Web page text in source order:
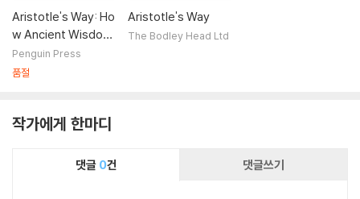
Aristotle's Way: Ho
w Ancient Wisdom
Can Change Your Li
fe
Penguin Press
품절
Aristotle's Way
The Bodley Head Ltd
작가에게 한마디
댓글 0건 댓글쓰기